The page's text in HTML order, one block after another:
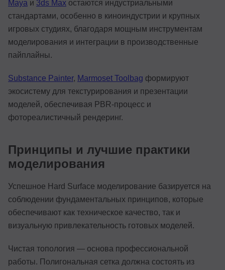
Maya и 3ds Max остаются индустриальными
стандартами, особенно в киноиндустрии и крупных
игровых студиях, благодаря мощным инструментам
моделирования и интеграции в производственные
пайплайны.
Substance Painter, Marmoset Toolbag формируют
экосистему для текстурирования и презентации
моделей, обеспечивая PBR-процесс и
фотореалистичный рендеринг.
Принципы и лучшие практики
моделирования
Успешное Hard Surface моделирование базируется на
соблюдении фундаментальных принципов, которые
обеспечивают как техническое качество, так и
визуальную привлекательность готовых моделей.
Чистая топология — основа профессиональной
работы. Полигональная сетка должна состоять из